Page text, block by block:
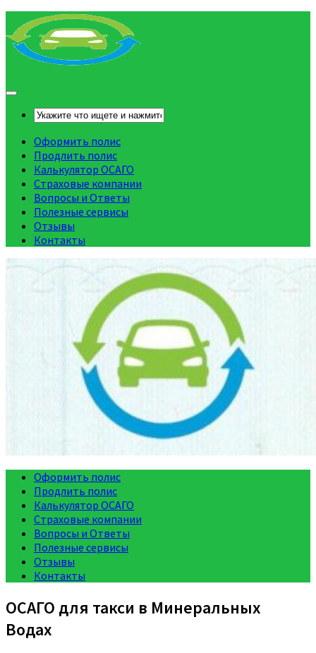
Оформить полис
Продлить полис
Калькулятор ОСАГО
Страховые компании
Вопросы и Ответы
Полезные сервисы
Отзывы
Контакты
Оформить полис
Продлить полис
Калькулятор ОСАГО
Страховые компании
Вопросы и Ответы
Полезные сервисы
Отзывы
Контакты
ОСАГО для такси в Минеральных
Водах